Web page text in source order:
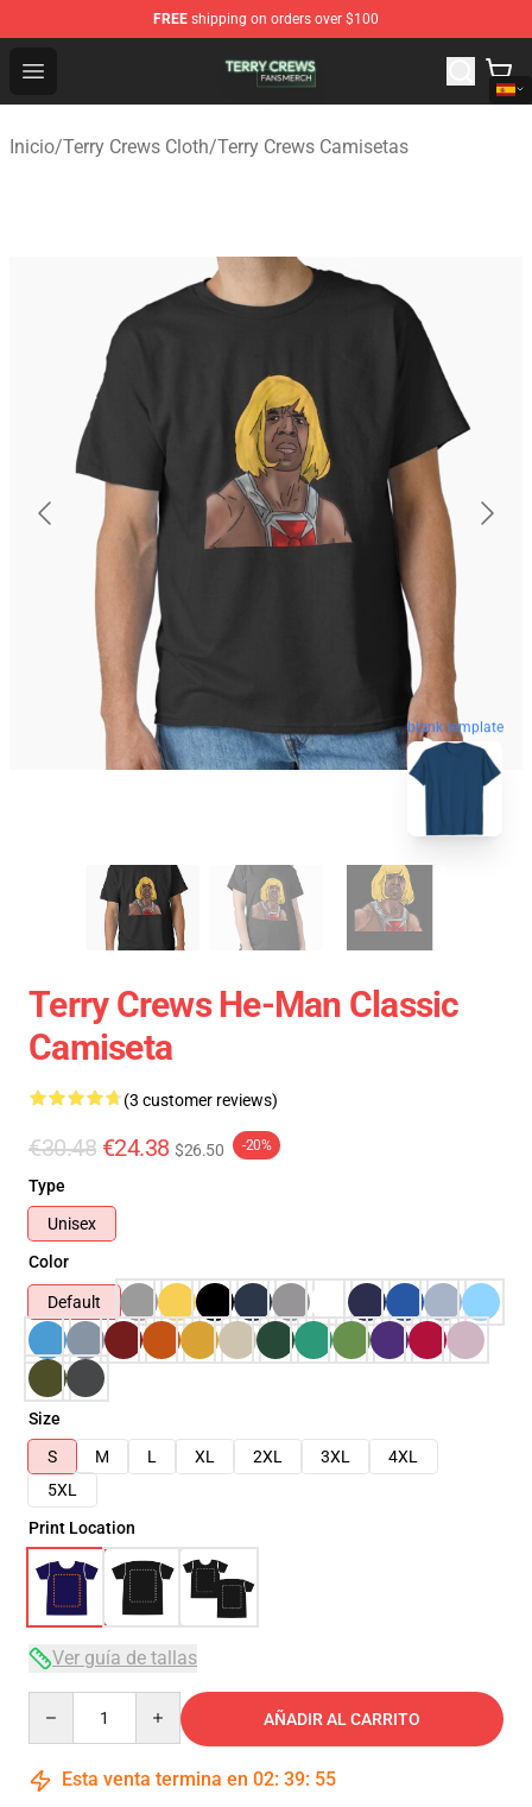
FREE shipping on orders over $100
Open menu
Terry Crews Shop - Official Terry Crews Merchandise
Inicio/Terry Crews Cloth/Terry Crews Camisetas
blank template
Terry Crews He-Man Classic
Camiseta
(3 customer reviews)
€30.48 €24.38 $26.50 -20%
Type
Unisex
Color
Default
Size
S
M L XL 2XL 3XL
4XL
5XL
Print Location
Ver guía de tallas
AÑADIR AL CARRITO
Esta venta termina en 02: 39: 54